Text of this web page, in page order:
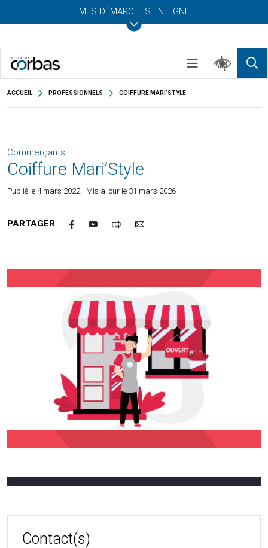
MES DÉMARCHES EN LIGNE
ACCUEIL PROFESSIONNELS COIFFURE MARI’STYLE
Commerçants
Coiffure Mari’Style
Publié le 4 mars 2022- Mis à jour le 31 mars 2026
PARTAGER
Contact(s)